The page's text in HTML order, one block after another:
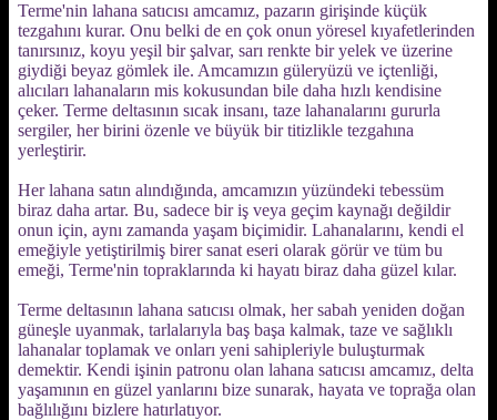
Terme'nin lahana satıcısı amcamız, pazarın girişinde küçük
tezgahını kurar. Onu belki de en çok onun yöresel kıyafetlerinden
tanırsınız, koyu yeşil bir şalvar, sarı renkte bir yelek ve üzerine
giydiği beyaz gömlek ile. Amcamızın güleryüzü ve içtenliği,
alıcıları lahanaların mis kokusundan bile daha hızlı kendisine
çeker. Terme deltasının sıcak insanı, taze lahanalarını gururla
sergiler, her birini özenle ve büyük bir titizlikle tezgahına
yerleştirir.
Her lahana satın alındığında, amcamızın yüzündeki tebessüm
biraz daha artar. Bu, sadece bir iş veya geçim kaynağı değildir
onun için, aynı zamanda yaşam biçimidir. Lahanalarını, kendi el
emeğiyle yetiştirilmiş birer sanat eseri olarak görür ve tüm bu
emeği, Terme'nin topraklarında ki hayatı biraz daha güzel kılar.
Terme deltasının lahana satıcısı olmak, her sabah yeniden doğan
güneşle uyanmak, tarlalarıyla baş başa kalmak, taze ve sağlıklı
lahanalar toplamak ve onları yeni sahipleriyle buluşturmak
demektir. Kendi işinin patronu olan lahana satıcısı amcamız, delta
yaşamının en güzel yanlarını bize sunarak, hayata ve toprağa olan
bağlılığını bizlere hatırlatıyor.